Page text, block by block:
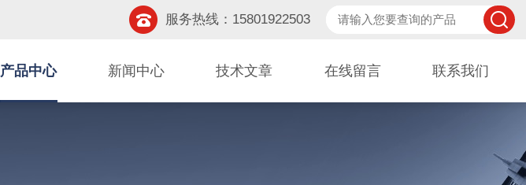
服务热线：15801922503
产品中心 新闻中心 技术文章 在线留言 联系我们